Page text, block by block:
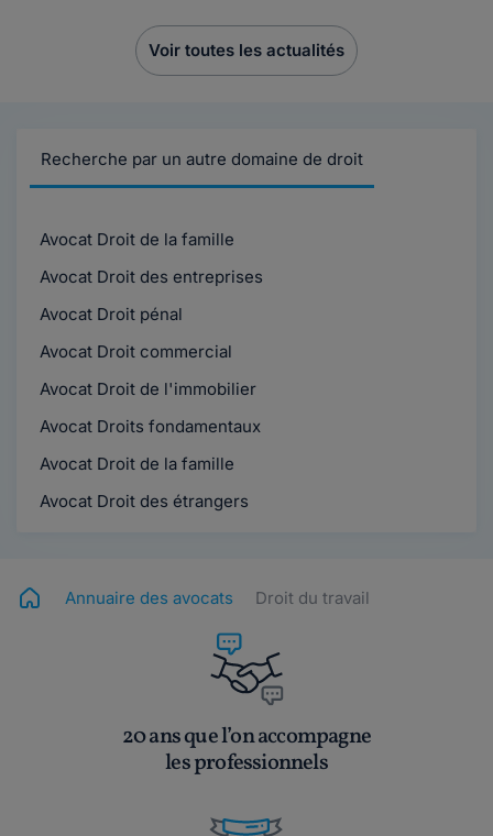
Voir toutes les actualités
Recherche par un autre domaine de droit
Avocat Droit de la famille
Avocat Droit des entreprises
Avocat Droit pénal
Avocat Droit commercial
Avocat Droit de l'immobilier
Avocat Droits fondamentaux
Avocat Droit de la famille
Avocat Droit des étrangers
Annuaire des avocats Droit du travail
20 ans que l’on accompagne
les professionnels